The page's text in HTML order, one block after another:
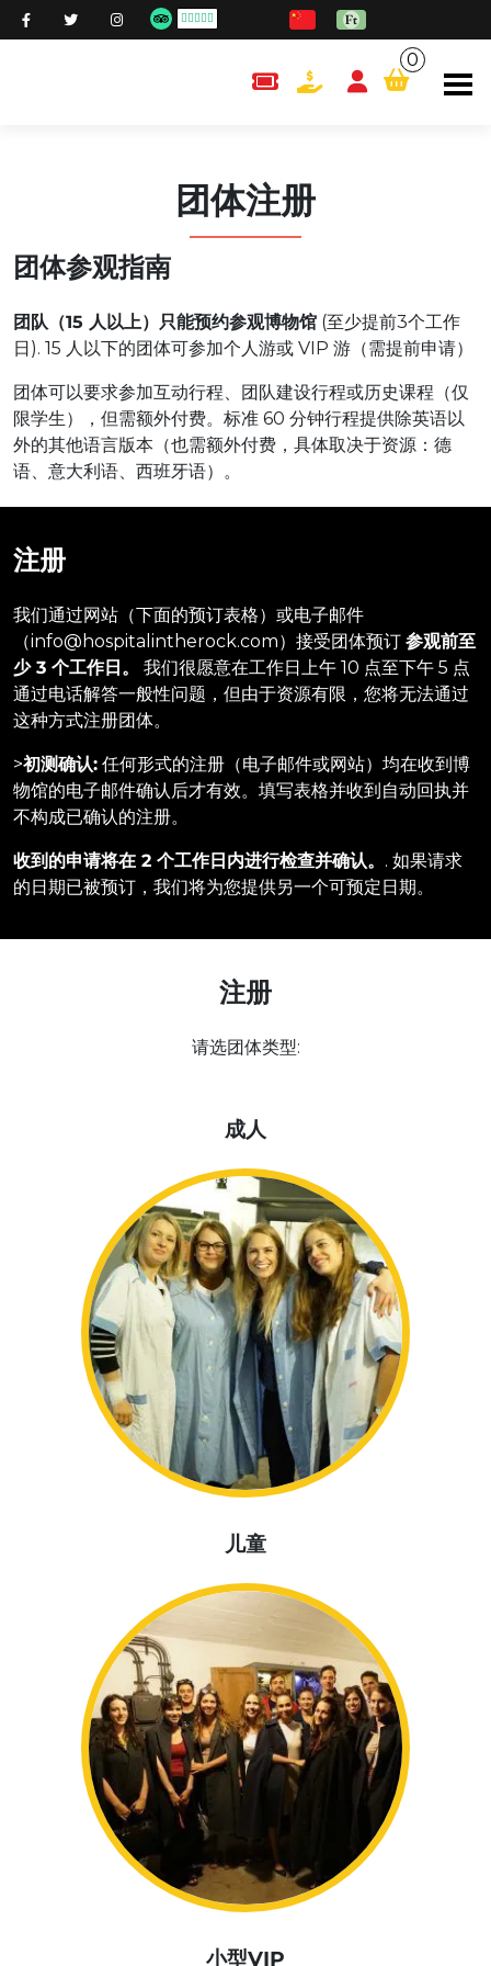
content.cart
0
团体注册
团体参观指南
团队（15 人以上）只能预约参观博物馆 (至少提前3个工作
日). 15 人以下的团体可参加个人游或 VIP 游（需提前申请）
团体可以要求参加互动行程、团队建设行程或历史课程（仅
限学生），但需额外付费。标准 60 分钟行程提供除英语以
外的其他语言版本（也需额外付费，具体取决于资源：德
语、意大利语、西班牙语）。
注册
我们通过网站（下面的预订表格）或电子邮件
（info@hospitalintherock.com）接受团体预订 参观前至
少 3 个工作日。
我们很愿意在工作日上午 10 点至下午 5 点
通过电话解答一般性问题，但由于资源有限，您将无法通过
这种方式注册团体。
>初测确认: 任何形式的注册（电子邮件或网站）均在收到博
物馆的电子邮件确认后才有效。填写表格并收到自动回执并
不构成已确认的注册。
收到的申请将在 2 个工作日内进行检查并确认。 . 如果请求
的日期已被预订，我们将为您提供另一个可预定日期。
注册
请选团体类型:
成人
儿童
小型VIP